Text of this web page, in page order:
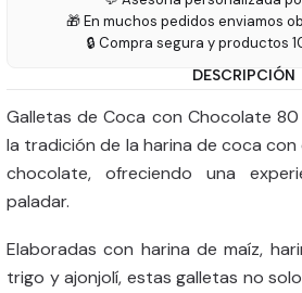
🎁 En muchos pedidos enviamos
🔒 Compra segura y productos
DESCRIPCIÓN
Galletas de Coca con Chocolate
la tradición de la harina de coca
chocolate, ofreciendo una
paladar.
Elaboradas con harina de maíz,
trigo y ajonjolí, estas galletas no